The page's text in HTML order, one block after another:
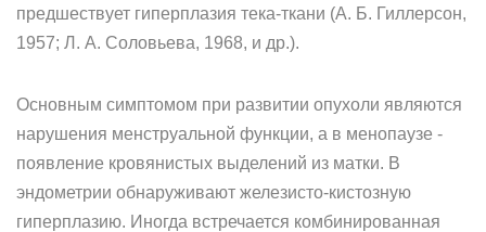
предшествует гиперплазия тека-ткани (А. Б. Гиллерсон,
1957; Л. А. Соловьева, 1968, и др.).
Основным симптомом при развитии опухоли являются
нарушения менструальной функции, а в менопаузе -
появление кровянистых выделений из матки. В
эндометрии обнаруживают железисто-кистозную
гиперплазию. Иногда встречается комбинированная